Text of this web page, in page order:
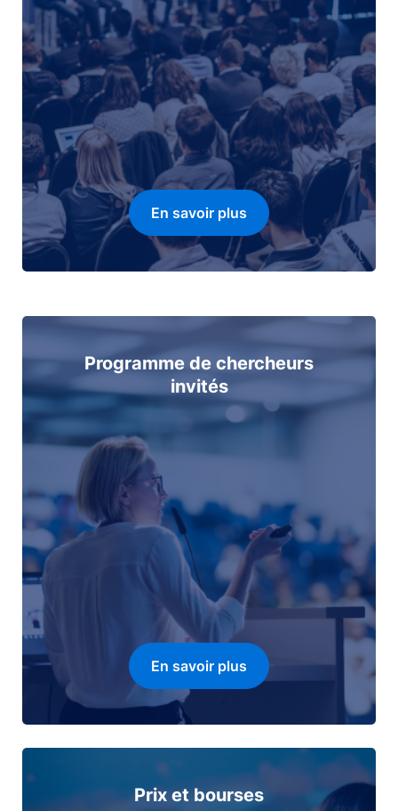
En savoir plus
Programme de chercheurs
invités
En savoir plus
Prix et bourses